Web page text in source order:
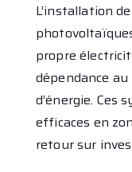
L’installation
propre
dépendance
d’énergie.
efficaces en
retour sur